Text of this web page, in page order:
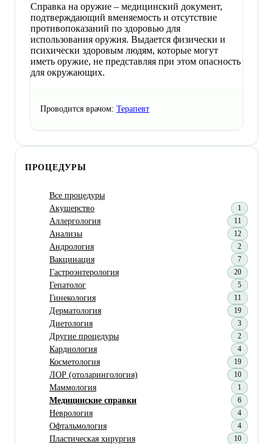
Справка на оружие – медицинский документ,
подтверждающий вменяемость и отсутствие
противопоказаний по здоровью для
использования оружия. Выдается физически и
психически здоровым людям, которые могут
иметь оружие, не представляя при этом опасность
для окружающих.
Проводится врачом: Терапевт
ПРОЦЕДУРЫ
Все процедуры
Акушерство
1
Аллергология 11
Анализы 12
Андрология 2
Вакцинация 7
Гастроэнтерология 20
Гепатолог 5
Гинекология 11
Дерматология 19
Диетология 3
Другие процедуры 2
Кардиология 4
Косметология 19
ЛОР (отоларингология) 10
Маммология 1
Медицинские справки 6
Неврология 4
Офтальмология 4
Пластическая хирургия 10